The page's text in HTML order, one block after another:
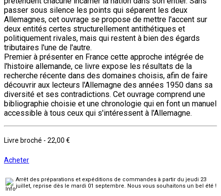
passer sous silence les points qui séparent les deux
Allemagnes, cet ouvrage se propose de mettre l'accent sur
deux entités certes structurellement antithétiques et
politiquement rivales, mais qui restent à bien des égards
tributaires l'une de l'autre.
Premier à présenter en France cette approche intégrée de
l'histoire allemande, ce livre expose les résultats de la
recherche récente dans des domaines choisis, afin de faire
découvrir aux lecteurs l'Allemagne des années 1950 dans sa
diversité et ses contradictions. Cet ouvrage comprend une
bibliographie choisie et une chronologie qui en font un manuel
accessible à tous ceux qui s'intéressent à l'Allemagne.
Livre broché - 22,00 €
Acheter
Arrêt des préparations et expéditions de commandes à partir du jeudi 23
juillet, reprise dès le mardi 01 septembre. Nous vous souhaitons un bel été !